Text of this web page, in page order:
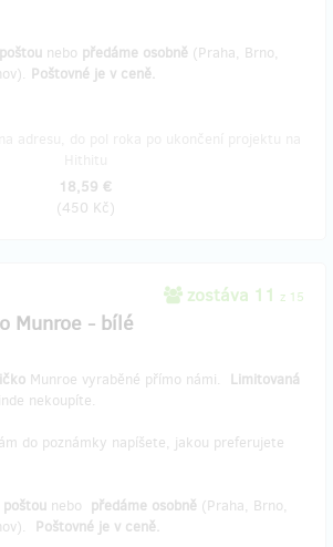
poštou nebo předáme osobně (Praha, Brno,
Poštovné je v ceně.
18,59 €
(450 Kč)
zostáva 11 z 15
Munroe - bílé
Munroe vyraběné přímo námi. Limitovaná
nekoupíte.
do poznámky napíšete, jakou preferujete
poštou nebo předáme osobně (Praha, Brno,
Poštovné je v ceně.